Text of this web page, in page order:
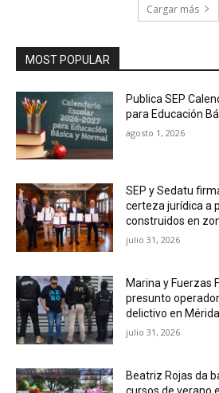
Cargar más
MOST POPULAR
Publica SEP
para Educación
agosto 1, 2026
SEP y Sedatu
certeza jurídica a
construidos en
julio 31, 2026
Marina y Fuerzas
presunto
delictivo en
julio 31, 2026
Beatriz Rojas da
cursos de verano